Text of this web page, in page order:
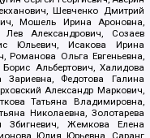
Шевченко Дмитрий
Мошель Ирина Ароновна,
Александрович, Созаев
Юльевич, Исакова Ирина
Романова Ольга Евгеньевна,
Альбертович, Халидова
Федотова Галина
Александр Маркович,
Татьяна Владимировна,
Николаевна, Золотарева
Збигневич, Жемкова Елена